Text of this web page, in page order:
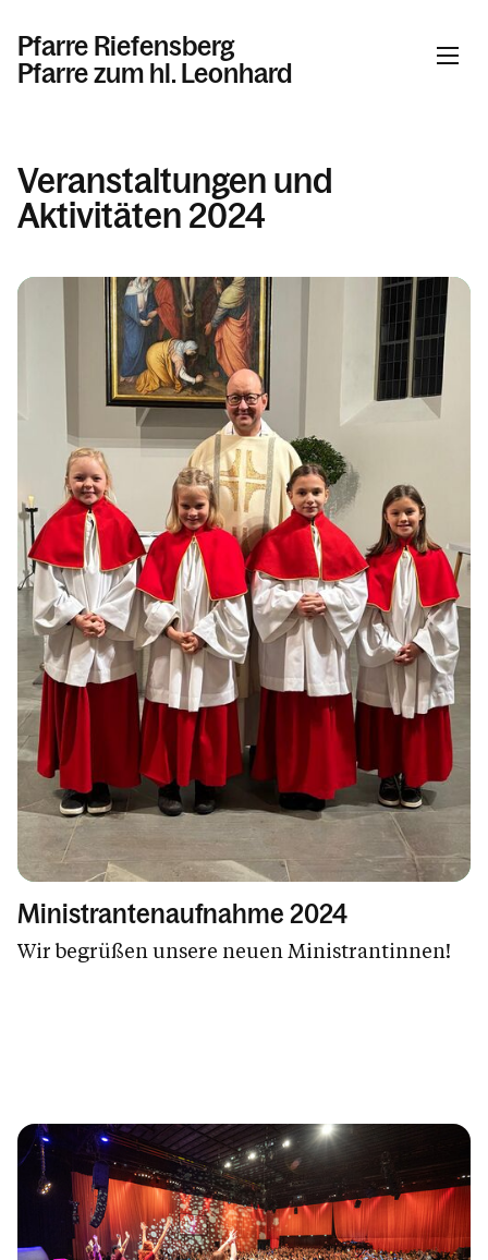
Pfarre Riefensberg
Pfarre zum hl. Leonhard
Nächste Termine
2025
2024
2023
Geschichte der Pfarre
Seelsorge und Mitarbeiter
Arbeitskreise
Kinder und Familie
Krankenkommunion
Tod und Trauer
Kircheneintritt
s'Rüfoschberger Pfarrblättle
Kalender
Personen
Kontakt
Veranstaltungen und
Aktivitäten 2024
Ministrantenaufnahme 2024
Wir begrüßen unsere neuen Ministrantinnen!